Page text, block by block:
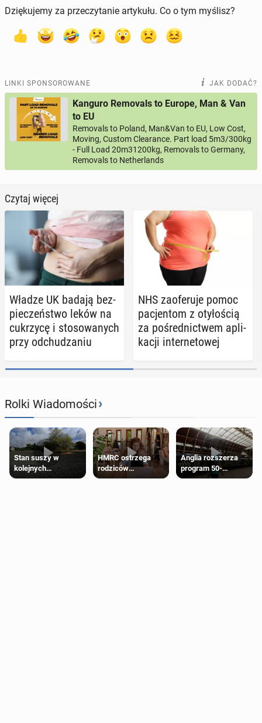
Dziękujemy za przeczytanie artykułu. Co o tym myślisz?
LINKI SPONSOROWANE JAK DODAĆ?
Kanguro Removals to Europe, Man & Van
to EU
Removals to Poland, Man&Van to EU, Low Cost,
Moving, Custom Clearance. Part load 5m3/300kg
- Full Load 20m31200kg, Removals to Germany,
Removals to Netherlands
Czytaj więcej
Władze UK badają bez­
pie­czeń­stwo leków na
cu­krzy­cę i sto­so­wa­nych
przy od­chu­dza­niu
NHS za­ofe­ru­je pomoc
pa­cjen­tom z oty­ło­ścią
za po­śred­nic­twem apli­
ka­cji in­ter­ne­to­wej
Rolki Wiadomości›
Stan suszy w
kolejnych
regionach Anglii.
HMRC ostrzega
rodziców
pobierających Child
Anglia rozszerza
program 50-
procentowych